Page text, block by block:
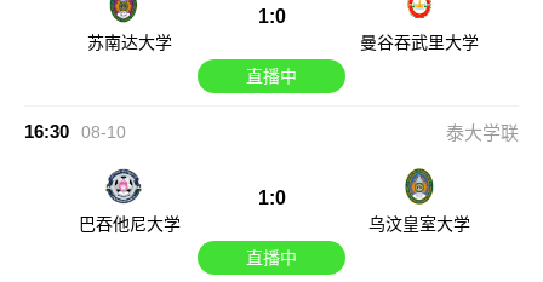
苏南达大学
1:0
曼谷吞武里大学
直播中
16:30 08-10 泰大学联
巴吞他尼大学
1:0
乌汶皇室大学
直播中